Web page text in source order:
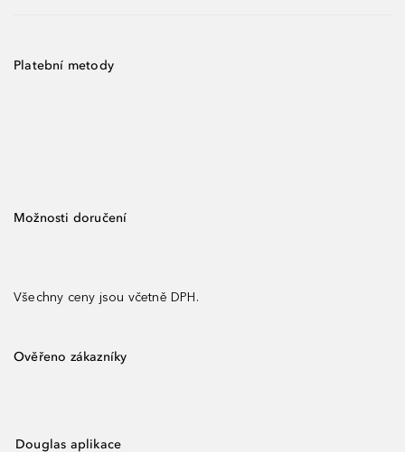
Platební metody
Možnosti doručení
Všechny ceny jsou včetně DPH.
Ověřeno zákazníky
Douglas aplikace